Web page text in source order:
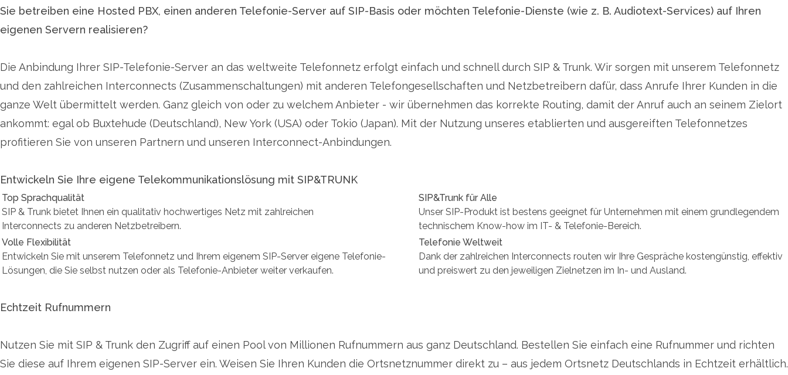
Sie betreiben eine Hosted PBX, einen anderen Telefonie-Server auf SIP-Basis oder möchten Telefonie-Dienste (wie z. B. Audiotext-Services) auf Ihren
eigenen Servern realisieren?
Die Anbindung Ihrer SIP-Telefonie-Server an das weltweite Telefonnetz erfolgt einfach und schnell durch SIP & Trunk. Wir sorgen mit unserem Telefonnetz
und den zahlreichen Interconnects (Zusammenschaltungen) mit anderen Telefongesellschaften und Netzbetreibern dafür, dass Anrufe Ihrer Kunden in die
ganze Welt übermittelt werden. Ganz gleich von oder zu welchem Anbieter - wir übernehmen das korrekte Routing, damit der Anruf auch an seinem Zielort
ankommt: egal ob Buxtehude (Deutschland), New York (USA) oder Tokio (Japan). Mit der Nutzung unseres etablierten und ausgereiften Telefonnetzes
profitieren Sie von unseren Partnern und unseren Interconnect-Anbindungen.
Entwickeln Sie Ihre eigene Telekommunikationslösung mit SIP&TRUNK
Top Sprachqualität
SIP & Trunk bietet Ihnen ein qualitativ hochwertiges Netz mit zahlreichen
Interconnects zu anderen Netzbetreibern.
SIP&Trunk für Alle
Unser SIP-Produkt ist bestens geeignet für Unternehmen mit einem grundlegendem
technischem Know-how im IT- & Telefonie-Bereich.
Volle Flexibilität
Entwickeln Sie mit unserem Telefonnetz und Ihrem eigenem SIP-Server eigene Telefonie-
Lösungen, die Sie selbst nutzen oder als Telefonie-Anbieter weiter verkaufen.
Telefonie Weltweit
Dank der zahlreichen Interconnects routen wir Ihre Gespräche kostengünstig, effektiv
und preiswert zu den jeweiligen Zielnetzen im In- und Ausland.
Echtzeit Rufnummern
Nutzen Sie mit SIP & Trunk den Zugriff auf einen Pool von Millionen Rufnummern aus ganz Deutschland. Bestellen Sie einfach eine Rufnummer und richten
Sie diese auf Ihrem eigenen SIP-Server ein. Weisen Sie Ihren Kunden die Ortsnetznummer direkt zu – aus jedem Ortsnetz Deutschlands in Echtzeit erhältlich.